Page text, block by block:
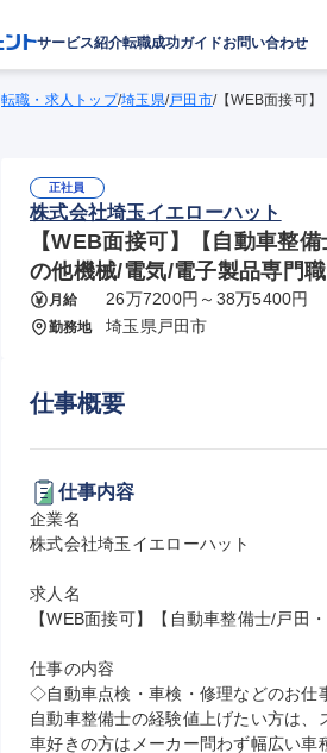
サービス紹介転職成功ガイドお問い合わせ
転職・求人トップ/埼玉県/戸田市/【WEB面接可
正社員
株式会社埼玉イエローハット
【WEB面接可】【自動車整
の他機械/電気/電子製品専門職
月給 26万7200円～38万5400円
勤務地 埼玉県戸田市
仕事概要
仕事内容
企業名
株式会社埼玉イエローハット
求人名
【WEB面接可】【自動車整備士/戸田
仕事の内容
◇自動車点検・車検・修理などのお仕
自動車整備士の経験値上げたい方は、
車好きの方はメーカー問わず幅広い車